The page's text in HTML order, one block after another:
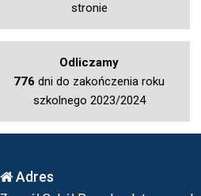
stronie
Odliczamy
776 dni do zakończenia roku
szkolnego 2023/2024
Adres